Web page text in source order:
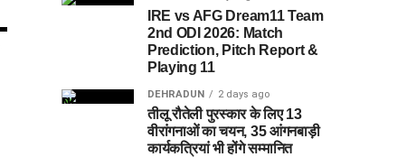
IRE vs AFG Dream11 Team
2nd ODI 2026: Match
Prediction, Pitch Report &
Playing 11
DEHRADUN 2 days ago
तीलू रौतेली पुरस्कार के लिए 13
वीरांगनाओं का चयन, 35 आंगनबाड़ी
कार्यकत्रियां भी होंगे सम्मानित